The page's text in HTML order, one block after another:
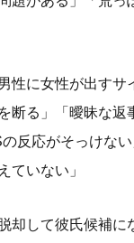
性に女性が出すサ
断る」「曖昧な返
の反応がそっけな
ていない」
却して彼氏候補に